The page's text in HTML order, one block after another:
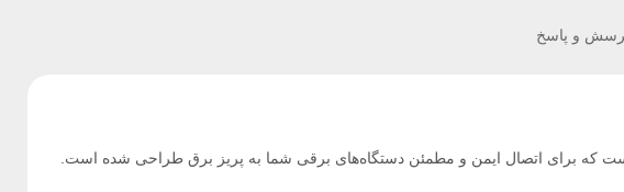
و پاسخ
که برای اتصال ایمن و مطمئن دستگاه‌های برقی شما به پریز برق طراحی شده است.